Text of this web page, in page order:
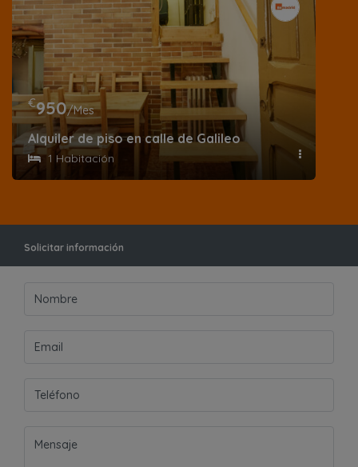
€950/Mes
Alquiler de piso en calle de Galileo
1 Habitación
Solicitar información